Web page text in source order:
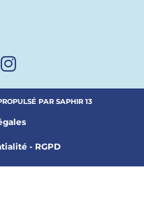
PAR SAPHIR 13
- RGPD